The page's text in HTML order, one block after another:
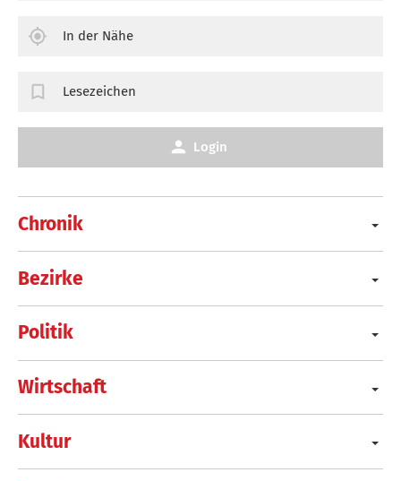
Chronik
Bezirke
Politik
Wirtschaft
Kultur
In der Nähe
Lesezeichen
Login